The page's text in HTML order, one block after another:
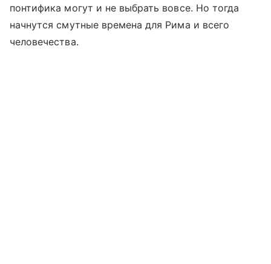
понтифика могут и не выбрать вовсе. Но тогда
начнутся смутные времена для Рима и всего
человечества.